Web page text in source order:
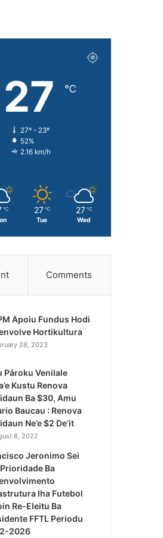
27 ℃
27º - 23º
52%
2.16 km/h
℃ 27 ℃
Tue
27 ℃
Wed
Comments
Apoiu Fundus Hodi
Hortikultura
28, 2023
Pároku Venilale
Kustu Renova
Ba $30, Amu
Baucau : Renova
Ne’e $2 De’it
8, 2022
Jeronimo Sei
Ba
Iha Futebol
Re-Eleitu Ba
FFTL Periodu
2026